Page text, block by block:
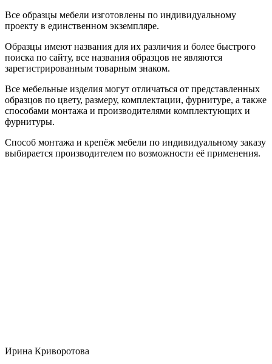
Все образцы мебели изготовлены по индивидуальному
проекту в единственном экземпляре.
Образцы имеют названия для их различия и более быстрого
поиска по сайту, все названия образцов не являются
зарегистрированным товарным знаком.
Все мебельные изделия могут отличаться от представленных
образцов по цвету, размеру, комплектации, фурнитуре, а также
способами монтажа и производителями комплектующих и
фурнитуры.
Способ монтажа и крепёж мебели по индивидуальному заказу
выбирается производителем по возможности её применения.
Ирина Криворотова